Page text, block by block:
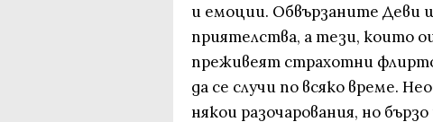
и емоции. Обвързаните Деви
приятелства, а тези, които
преживеят страхотни
да се случи по всяко време.
някои разочарования, но